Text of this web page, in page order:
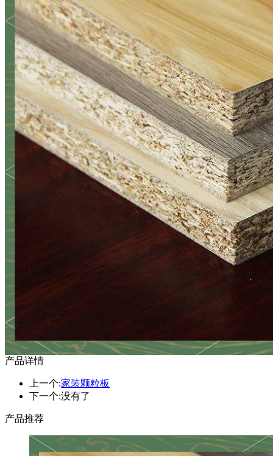
产品详情
上一个:家装颗粒板
下一个:没有了
产品推荐